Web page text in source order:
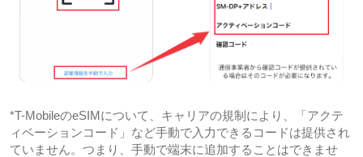
*T-MobileのeSIMについて、キャリアの規制により、「アクテ
ィベーションコード」など手動で入力できるコードは提供され
ていません。つまり、手動で端末に追加することはできませ